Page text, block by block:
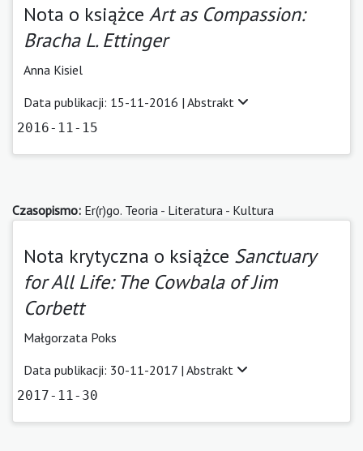
Nota o książce Art as Compassion:
Bracha L. Ettinger
Anna Kisiel
Data publikacji: 15-11-2016 | Abstrakt
2016-11-15
Czasopismo: Er(r)go. Teoria - Literatura - Kultura
Nota krytyczna o książce Sanctuary
for All Life: The Cowbala of Jim
Corbett
Małgorzata Poks
Data publikacji: 30-11-2017 | Abstrakt
2017-11-30